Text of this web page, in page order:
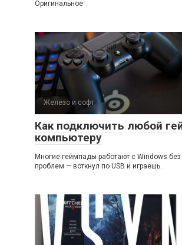
Оригинальное
Железо и софт
Как подключить любой
компьютеру
Многие геймпады работают с Windows
проблем — воткнул по USB и играешь.